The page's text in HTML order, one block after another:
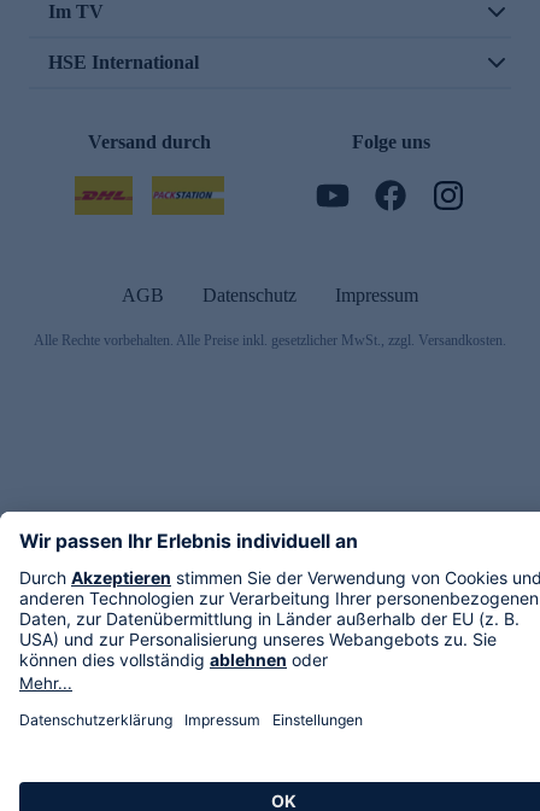
Im TV
HSE International
Versand durch Folge uns
AGB Datenschutz Impressum
Alle Rechte vorbehalten. Alle Preise inkl. gesetzlicher MwSt., zzgl. Versandkosten.